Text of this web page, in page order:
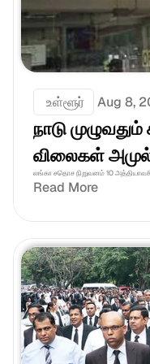
உள்ளூர் Aug 8,
நாடு
விலைகள்
லங்கா சதொச நிறுவனம் 10
Read More